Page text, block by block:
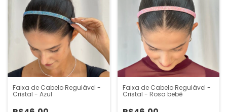
Faixa de Cabelo Regulável -
Cristal - Azul
Faixa de Cabelo Regulável -
Cristal - Rosa bebê